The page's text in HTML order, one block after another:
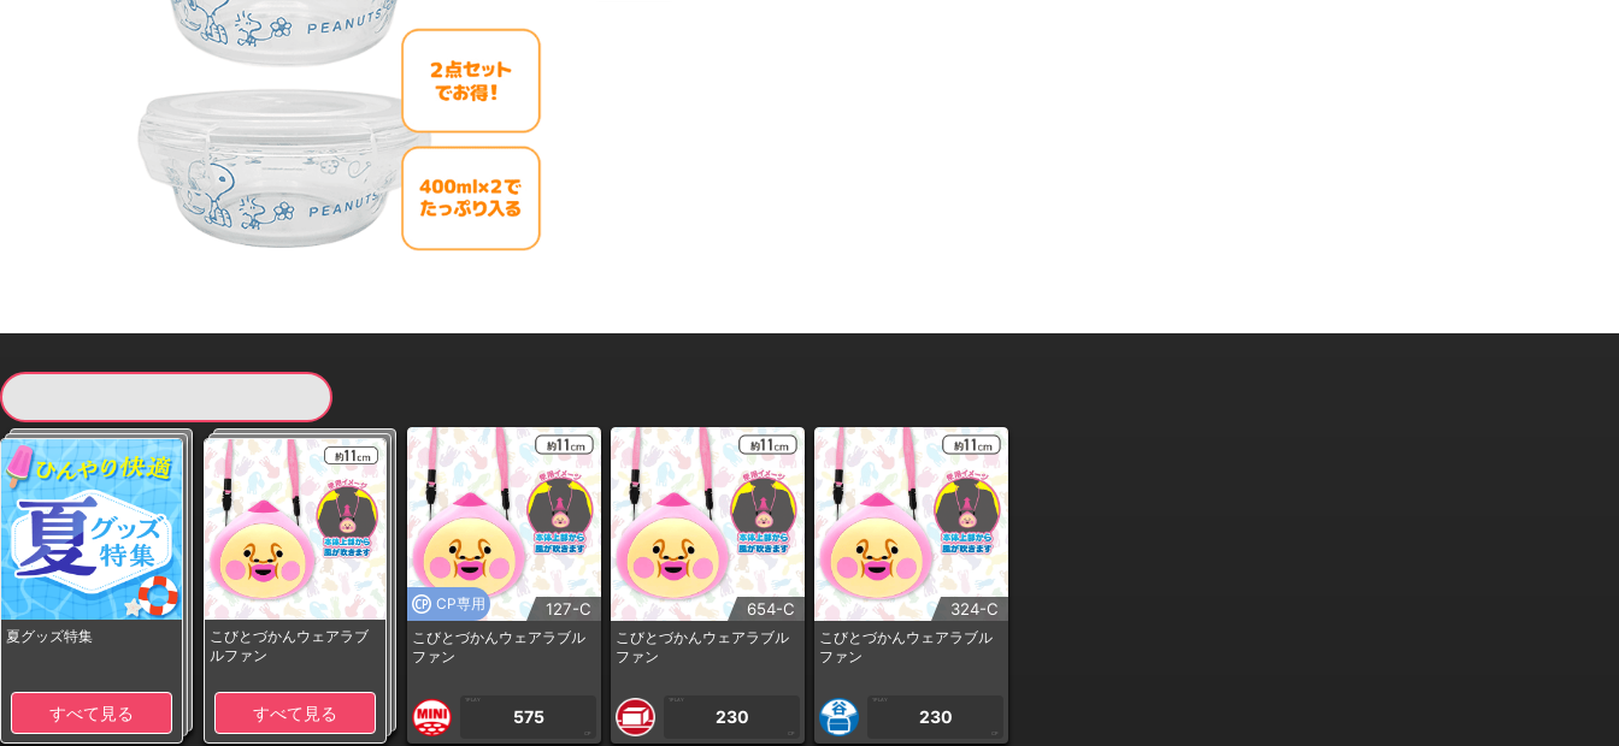
夏グッズ特集
すべて見る
こびとづかんウェアラブ
ルファン
すべて見る
CP専用 127-C
こびとづかんウェアラブル
ファン
1PLAY
575
CP
654-C
こびとづかんウェアラブル
ファン
1PLAY
230
CP
324-C
こびとづかんウェアラブル
ファン
1PLAY
230
CP